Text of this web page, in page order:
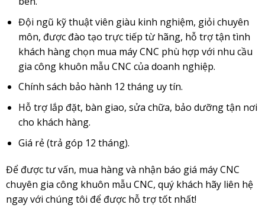
Đội ngũ kỹ thuật viên giàu kinh nghiệm, giỏi chuyên
môn, được đào tạo trực tiếp từ hãng, hỗ trợ tận tình
khách hàng chọn mua máy CNC phù hợp với nhu cầu
gia công khuôn mẫu CNC của doanh nghiệp.
Chính sách bảo hành 12 tháng uy tín.
Hỗ trợ lắp đặt, bàn giao, sửa chữa, bảo dưỡng tận nơi
cho khách hàng.
Giá rẻ (trả góp 12 tháng).
Để được tư vấn, mua hàng và nhận báo giá máy CNC
chuyên gia công khuôn mẫu CNC, quý khách hãy liên hệ
ngay với chúng tôi để được hỗ trợ tốt nhất!